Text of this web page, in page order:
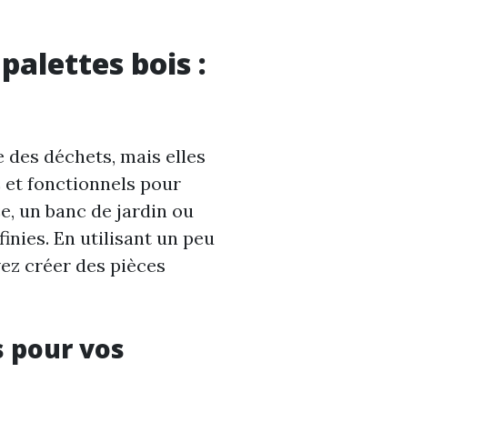
bois :
déchets, mais elles
et fonctionnels pour
un banc de jardin ou
En utilisant un peu
créer des pièces
pour vos